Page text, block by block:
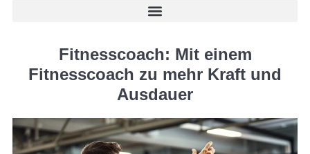
Fitnesscoach: Mit einem
Fitnesscoach zu mehr Kraft und
Ausdauer